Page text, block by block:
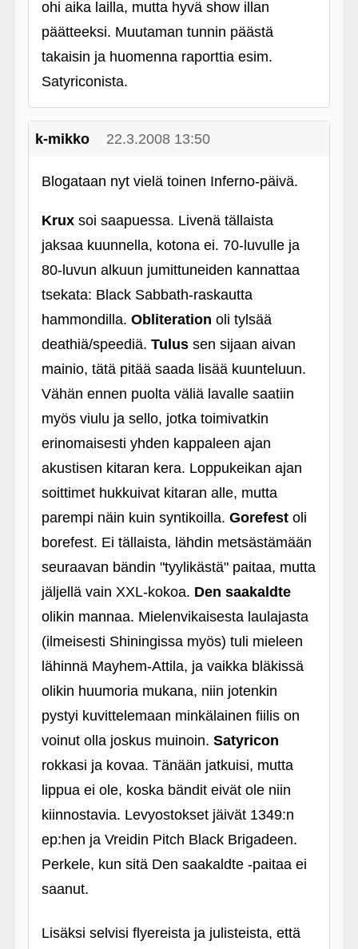
ohi aika lailla, mutta hyvä show illan
päätteeksi. Muutaman tunnin päästä
takaisin ja huomenna raporttia esim.
Satyriconista.
k-mikko 22.3.2008 13:50
Blogataan nyt vielä toinen Inferno-päivä.
Kruxsoi saapuessa. Livenä tällaista
jaksaa kuunnella, kotona ei. 70-luvulle ja
80-luvun alkuun jumittuneiden kannattaa
tsekata: Black Sabbath-raskautta
hammondilla. Obliteration oli tylsää
deathiä/speediä. Tulussen sijaan aivan
mainio, tätä pitää saada lisää kuunteluun.
Vähän ennen puolta väliä lavalle saatiin
myös viulu ja sello, jotka toimivatkin
erinomaisesti yhden kappaleen ajan
akustisen kitaran kera. Loppukeikan ajan
soittimet hukkuivat kitaran alle, mutta
parempi näin kuin syntikoilla. Gorefestoli
borefest. Ei tällaista, lähdin metsästämään
seuraavan bändin "tyylikästä" paitaa, mutta
jäljellä vain XXL-kokoa. Den saakaldte
olikin mannaa. Mielenvikaisesta laulajasta
(ilmeisesti Shiningissa myös) tuli mieleen
lähinnä Mayhem-Attila, ja vaikka bläkissä
olikin huumoria mukana, niin jotenkin
pystyi kuvittelemaan minkälainen fiilis on
voinut olla joskus muinoin. Satyricon
rokkasi ja kovaa. Tänään jatkuisi, mutta
lippua ei ole, koska bändit eivät ole niin
kiinnostavia. Levyostokset jäivät 1349:n
ep:hen ja Vreidin Pitch Black Brigadeen.
Perkele, kun sitä Den saakaldte ‑paitaa ei
saanut.
Lisäksi selvisi flyereista ja julisteista, että